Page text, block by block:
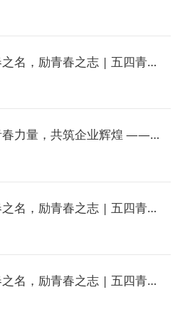
以青春之名，励青春之志 | 五四青年模范——王侨伦
激扬青春力量，共筑企业辉煌 ——鸿基集团五四青年节活动
以青春之名，励青春之志 | 五四青年模范——闫辉
以青春之名，励青春之志 | 五四青年模范——黄帅